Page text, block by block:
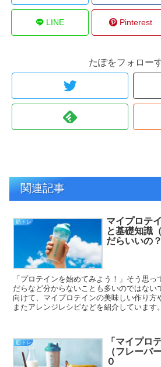
LINE Pinterest
たぽをフォロー
関連記事
筋トレ
マイプロテ
と基礎知識
だらいいの？
「プロテインを始めてみよう！」そう思
だらなど分からないことも多いのではない
向けて、マイプロテインの美味しい作り方
またアレンジレシピなどを紹介しています。
筋トレ
「マイプロ
（フレーバ
０